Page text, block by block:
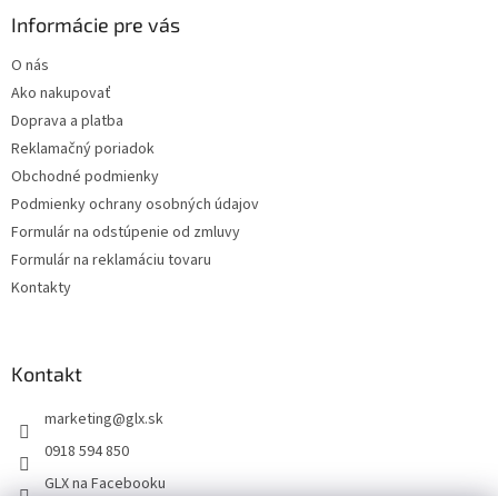
Informácie pre vás
O nás
Ako nakupovať
Doprava a platba
Reklamačný poriadok
Obchodné podmienky
Podmienky ochrany osobných údajov
Formulár na odstúpenie od zmluvy
Formulár na reklamáciu tovaru
Kontakty
Kontakt
marketing@glx.sk
0918 594 850
GLX na Facebooku